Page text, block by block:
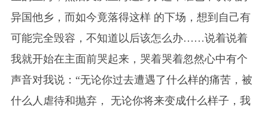
异国他乡，而如今竟落得这样 的下场，想到自己有
可能完全毁容，不知道以后该怎么办……说着说着
我就开始在主面前哭起来，哭着哭着忽然心中有个
声音对我说：“无论你过去遭遇了什么样的痛苦，被
什么人虐待和抛弃， 无论你将来变成什么样子，我